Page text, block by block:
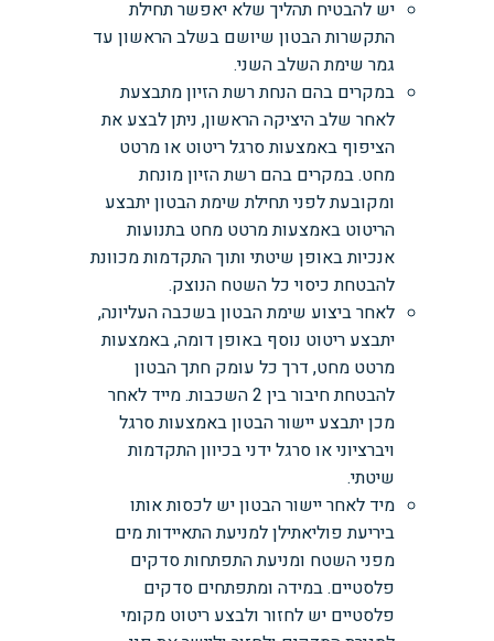
יש להבטיח תהליך שלא יאפשר תחילת
התקשרות הבטון שיושם בשלב הראשון עד
גמר שימת השלב השני.
במקרים בהם הנחת רשת הזיון מתבצעת
לאחר שלב היציקה הראשון, ניתן לבצע את
הציפוף באמצעות סרגל ריטוט או מרטט
מחט. במקרים בהם רשת הזיון מונחת
ומקובעת לפני תחילת שימת הבטון יתבצע
הריטוט באמצעות מרטט מחט בתנועות
אנכיות באופן שיטתי ותוך התקדמות מכוונת
להבטחת כיסוי כל השטח הנוצק.
לאחר ביצוע שימת הבטון בשכבה העליונה,
יתבצע ריטוט נוסף באופן דומה, באמצעות
מרטט מחט, דרך כל עומק חתך הבטון
להבטחת חיבור בין 2 השכבות. מייד לאחר
מכן יתבצע יישור הבטון באמצעות סרגל
ויברציוני או סרגל ידני בכיוון התקדמות
שיטתי.
מיד לאחר יישור הבטון יש לכסות אותו
ביריעת פוליאתילן למניעת התאיידות מים
מפני השטח ומניעת התפתחות סדקים
פלסטיים. במידה ומתפתחים סדקים
פלסטיים יש לחזור ולבצע ריטוט מקומי